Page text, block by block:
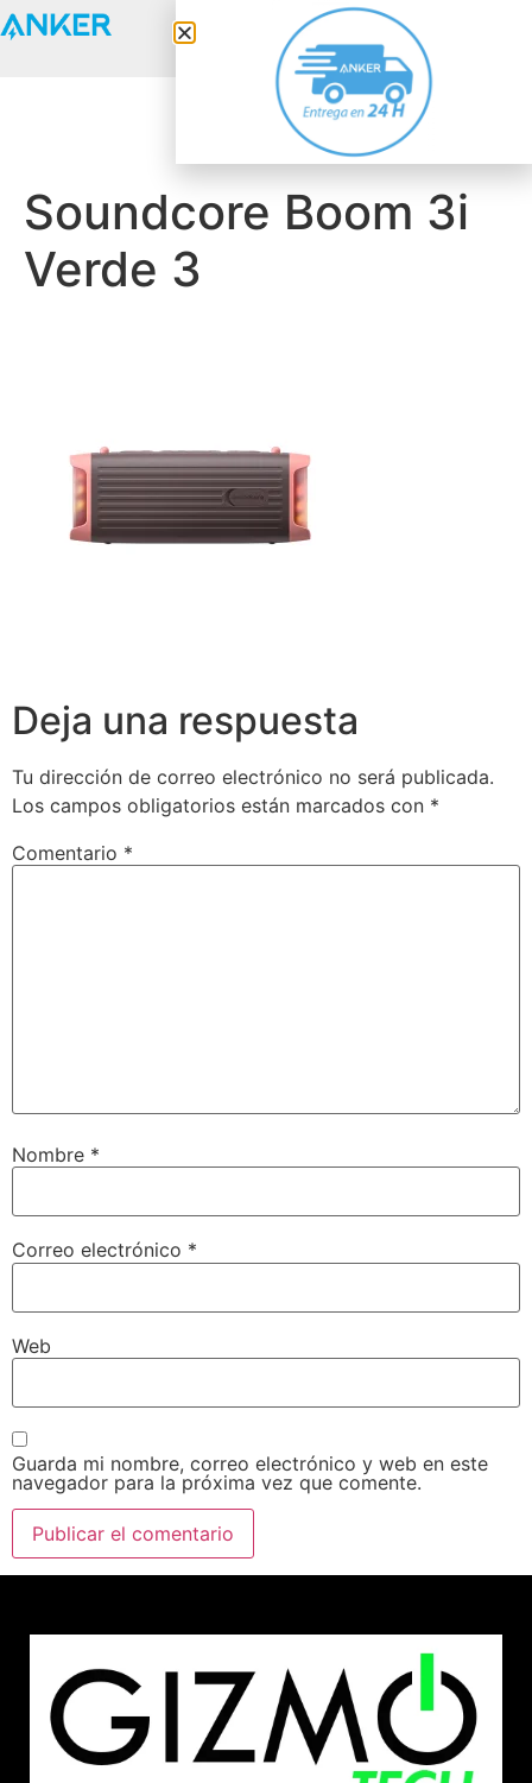
Soundcore Boom 3i
Verde 3
Deja una respuesta
Tu dirección de correo electrónico no será publicada.
Los campos obligatorios están marcados con *
Comentario *
Nombre *
Correo electrónico *
Web
Guarda mi nombre, correo electrónico y web en este
navegador para la próxima vez que comente.